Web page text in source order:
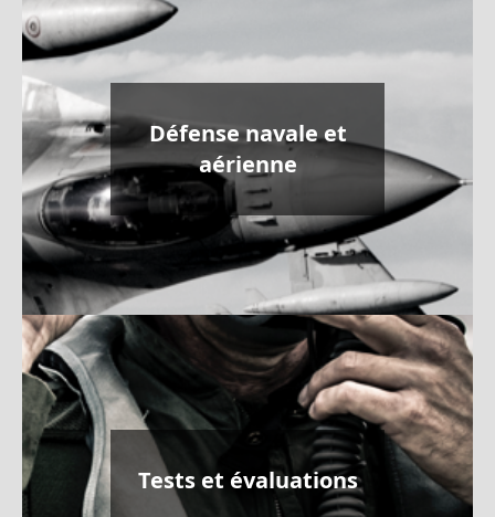
Défense navale et
aérienne
Tests et évaluations